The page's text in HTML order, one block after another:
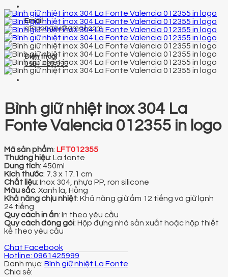
Email
qtquangvu@gmail.com
Điện thoại
0961 425 999
Bình giữ nhiệt inox 304 La
Fonte Valencia 012355 in logo
Mã sản phẩm: LFT012355
Thương hiệu: La fonte
Dung tích: 450ml
Kích thước: 7.3 x 17.1 cm
Chất liệu: Inox 304, nhựa PP, ron silicone
Màu sắc: Xanh lá, Hồng
Khả năng chịu nhiệt: Khả năng giữ ấm 12 tiếng và giữ lạnh
24 tiếng
Quy cách in ấn: In theo yêu cầu
Quy cách đóng gói: Hộp đựng nhà sản xuất hoặc hộp thiết
kế theo yêu cầu
Chat Facebook
Hotline: 0961425999
Danh mục: Bình giữ nhiệt La Fonte